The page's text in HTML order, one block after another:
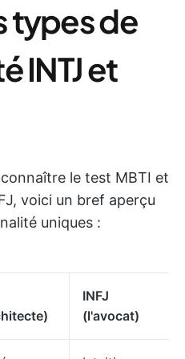
types de
INTJ et
le test MBTI et
voici un bref aperçu
uniques :
INFJ
(l'avocat)